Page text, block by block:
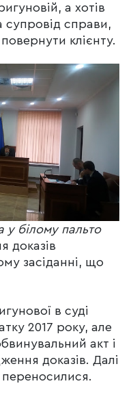
а хотів
супровід справи,
клієнту.
у білому пальто
доказів
засіданні, що
в суді
2017 року, але
акт і
доказів. Далі
переносилися.